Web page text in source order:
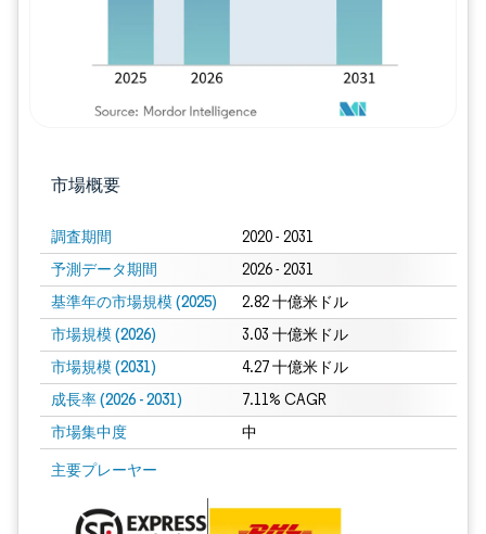
市場概要
調査期間 2020 - 2031
予測データ期間 2026 - 2031
基準年の市場規模 (2025) 2.82 十億米ドル
市場規模 (2026) 3.03 十億米ドル
市場規模 (2031) 4.27 十億米ドル
成長率 (2026 - 2031) 7.11% CAGR
市場集中度 中
主要プレーヤー
画像 © Mordor Intelligence。再利用にはCC BY 4.0の表示が必要です。